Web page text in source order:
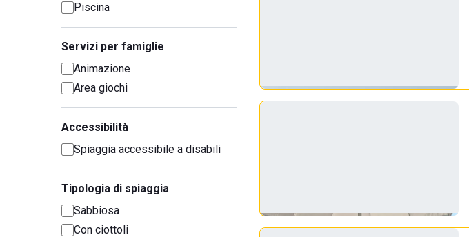
Piscina
Servizi per famiglie
Animazione
Area giochi
Accessibilità
Spiaggia accessibile a disabili
Tipologia di spiaggia
Sabbiosa
Con ciottoli